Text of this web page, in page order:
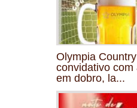
Olympia
convidativo
em dobro, la...